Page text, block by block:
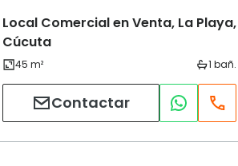
Local Comercial en Venta, La Playa,
Cúcuta
Contactar